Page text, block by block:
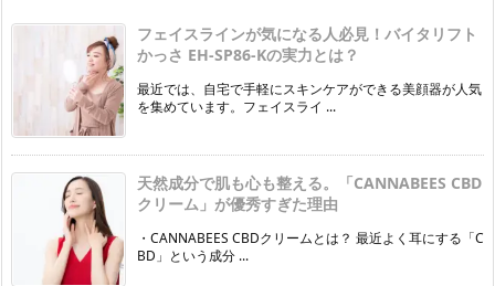
フェイスラインが気になる人必見！バイタリフト
かっさ EH-SP86-Kの実力とは？
最近では、自宅で手軽にスキンケアができる美顔器が人気
を集めています。フェイスライ ...
天然成分で肌も心も整える。「CANNABEES CBD
クリーム」が優秀すぎた理由
・CANNABEES CBDクリームとは？ 最近よく耳にする「C
BD」という成分 ...